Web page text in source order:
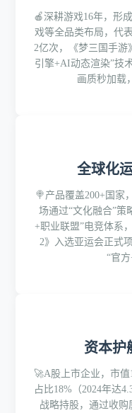
🍎深耕游戏16年，形
戏等全品类布局，代
2亿次，《梦三国手游
引擎+AI动态渲染”技
画质秒加载
全球化
🍭产品覆盖200+国家
场通过“文化融合”策
+职业联盟”电竞体系
2》入选亚运会正式
“官方
资本护
🚀A股上市企业，市
占比18%（2024年达
战略持股，通过收